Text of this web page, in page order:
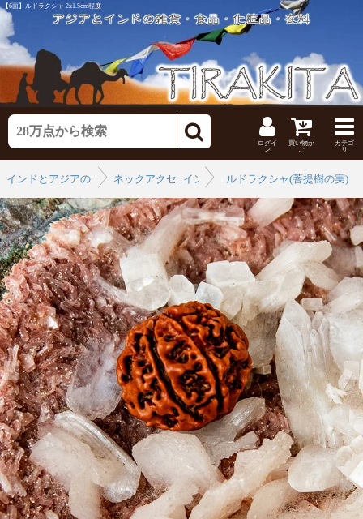
【6面】ルドラクシャ 2x1.5cm程度
ログイ
ン
買い物か
ご
カテゴ
リ
インドとアジアのアクセネックアクセ::インド風数珠ルドラクシャ(菩提樹の実)
‹ ›